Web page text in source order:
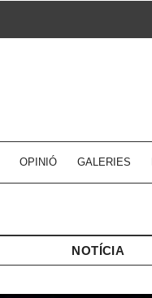
OPINIÓ GALERIES
NOTÍCIA